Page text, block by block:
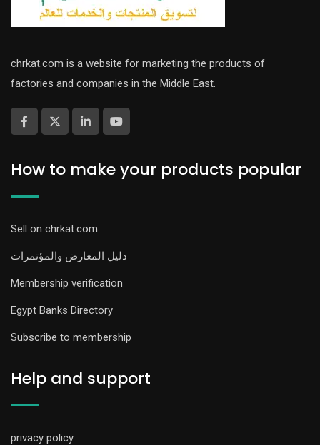
chrkat.com is a website for marketing the products of
factories and companies in the Middle East.
How to make your products popular
Sell on chrkat.com
دليل المعارض والمؤتمرات
Membership verification
Egypt Banks Directory
Subscribe to membership
Help and support
privacy policy